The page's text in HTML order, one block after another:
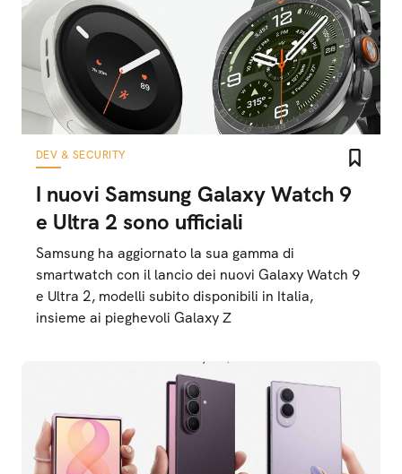
DEV & SECURITY
I nuovi Samsung Galaxy Watch 9
e Ultra 2 sono ufficiali
Samsung ha aggiornato la sua gamma di
smartwatch con il lancio dei nuovi Galaxy Watch 9
e Ultra 2, modelli subito disponibili in Italia,
insieme ai pieghevoli Galaxy Z